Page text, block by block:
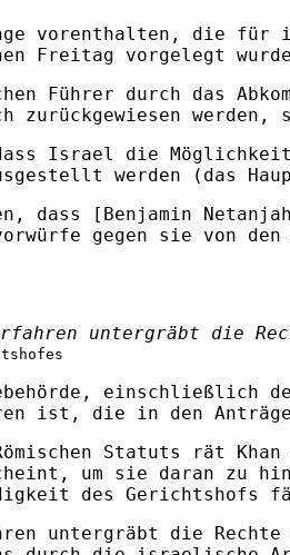
vorenthalten, die für
Freitag vorgelegt
Führer durch das
werden,
- dass Israel die
werden (das
dass [Benjamin
gegen sie von
untergräbt die
einschließlich
ist, die in den
Statuts rät
um sie daran zu
des
untergräbt die